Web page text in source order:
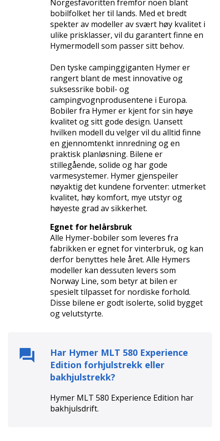
overleveres.
Alle våre nye biler leveres med 5 års Norgesgaranti.
Mange av våre brukte biler kan leveres med inntil 36
mnd. garanti.
Vi tar de fleste bobiler og campingvogner i innbytte.
Vi tilbyr gunstige finansieringstilbud gjennom våre
samarbeidspartnere.
Vi monterer det meste av utstyr ved vårt verksted, som
markise, parabolantenne, sykkelstativ, ryggekamera
etc. Utstyr som f.eks. hengerfeste og webasto kan vi
ordne via våre samarbeidspartnere hvis mulig.
Fritidssentret AS har butikk og verksted i Mosjøen, 3
minutt fra jernbane og 10 minutt fra flyplass. Firmaet
ble etablert i 1978, og er ett av Norges eldste i
bransjen. Fornøyde kunder, og levere mere enn
forventet har alltid vært vårt motto.
Vi selger nye og brukte bobiler, nye og brukte
campingvogner og snøscootere, og utfører service og
reparasjoner på samme kjøretøy. Vi har stor
kompetanse på reparasjoner av karosseri og fukt
skader på campingvogn og bobil. Vi samarbeider med
Bulder verkstedkjede for reparasjon og service på
bil/chassis bobiler. Vi har stort utvalg i rekvisita og
utstyr, og masse reservedeler på lager.
NYHET: Vektbevis på alle bobiler og vogner.
Det er ofte store forskjeller mellom oppgitt
egenvekt i vognkort, og virkelig vekt. Dette
påvirker lastekapasiteten, uten at eier vet om det.
Vi veier derfor alle biler og vogner, og du får
oppgitt riktig egenvekt uten fører.
Norgesfavoritten fremfor noen blant
bobilfolket her til lands. Med et bredt
spekter av modeller av svært høy kvalitet i
ulike prisklasser, vil du garantert finne en
Hymermodell som passer sitt behov.
Den tyske campinggiganten Hymer er
rangert blant de mest innovative og
suksessrike bobil- og
campingvognprodusentene i Europa.
Bobiler fra Hymer er kjent for sin høye
kvalitet og sitt gode design. Uansett
hvilken modell du velger vil du alltid finne
en gjennomtenkt innredning og en
praktisk planløsning. Bilene er
stillegående, solide og har gode
varmesystemer. Hymer gjenspeiler
nøyaktig det kundene forventer: utmerket
kvalitet, høy komfort, mye utstyr og
høyeste grad av sikkerhet.
Egnet for helårsbruk
Alle Hymer-bobiler som leveres fra
fabrikken er egnet for vinterbruk, og kan
derfor benyttes hele året. Alle Hymers
modeller kan dessuten levers som
Norway Line, som betyr at bilen er
spesielt tilpasset for nordiske forhold.
Disse bilene er godt isolerte, solid bygget
og velutstyrte.
Har Hymer MLT 580 Experience
Edition forhjulstrekk eller
bakhjulstrekk?
Hymer MLT 580 Experience Edition har
bakhjulsdrift.